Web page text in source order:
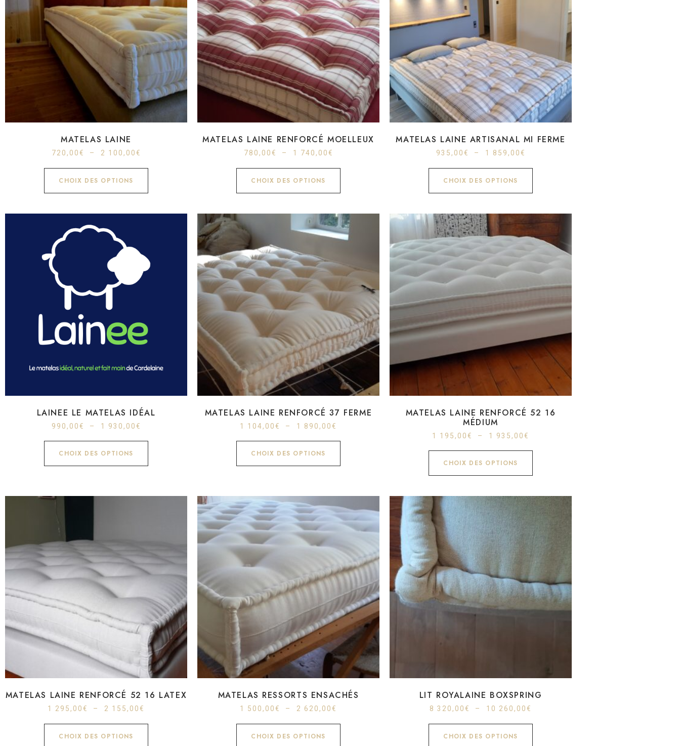
MATELAS LAINE
720,00€ – 2 100,00€
CHOIX DES OPTIONS
MATELAS LAINE RENFORCÉ MOELLEUX
780,00€ – 1 740,00€
CHOIX DES OPTIONS
MATELAS LAINE ARTISANAL MI FERME
935,00€ – 1 859,00€
CHOIX DES OPTIONS
LAINEE LE MATELAS IDÉAL
990,00€ – 1 930,00€
CHOIX DES OPTIONS
MATELAS LAINE RENFORCÉ 37 FERME
1 104,00€ – 1 890,00€
CHOIX DES OPTIONS
MATELAS LAINE RENFORCÉ 52 16
MÉDIUM
1 195,00€ – 1 935,00€
CHOIX DES OPTIONS
MATELAS LAINE RENFORCÉ 52 16 LATEX
1 295,00€ – 2 155,00€
CHOIX DES OPTIONS
MATELAS RESSORTS ENSACHÉS
1 500,00€ – 2 620,00€
CHOIX DES OPTIONS
LIT ROYALAINE BOXSPRING
8 320,00€ – 10 260,00€
CHOIX DES OPTIONS